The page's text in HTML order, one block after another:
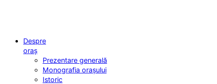
Despre
oraș
Prezentare generală
Monografia orașului
Istoric